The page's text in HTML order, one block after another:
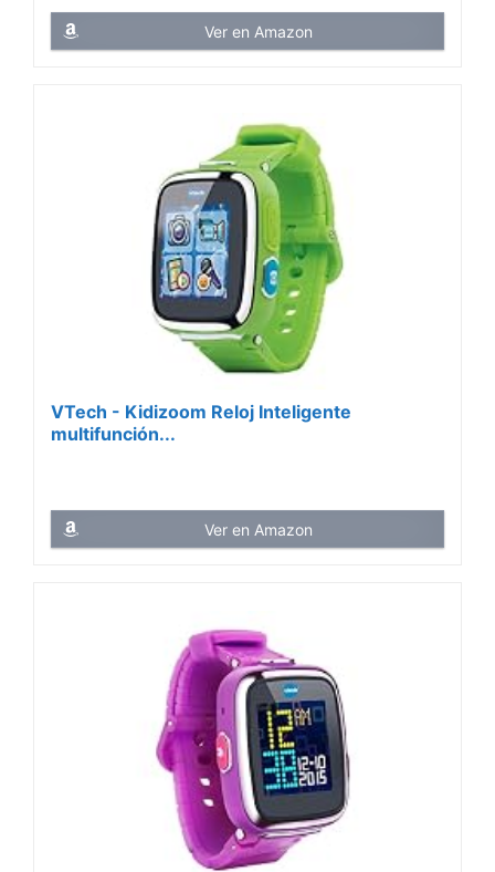
Ver en Amazon
VTech - Kidizoom Reloj Inteligente
multifunción...
Ver en Amazon